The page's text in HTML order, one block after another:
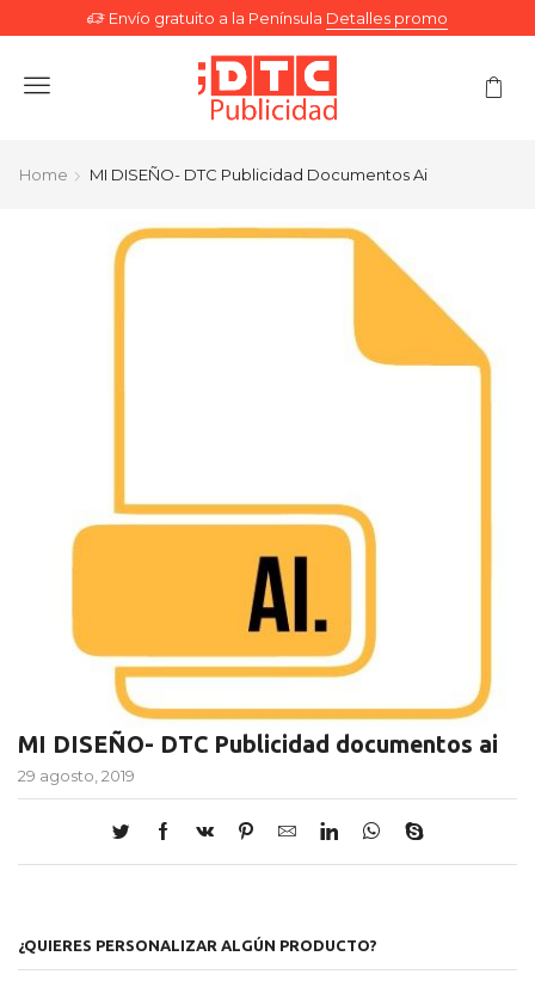
Envío gratuito a la Península Detalles promo
Menu
Home MI DISEÑO- DTC Publicidad Documentos Ai
MI DISEÑO- DTC Publicidad documentos ai
29 agosto, 2019
¿QUIERES PERSONALIZAR ALGÚN PRODUCTO?